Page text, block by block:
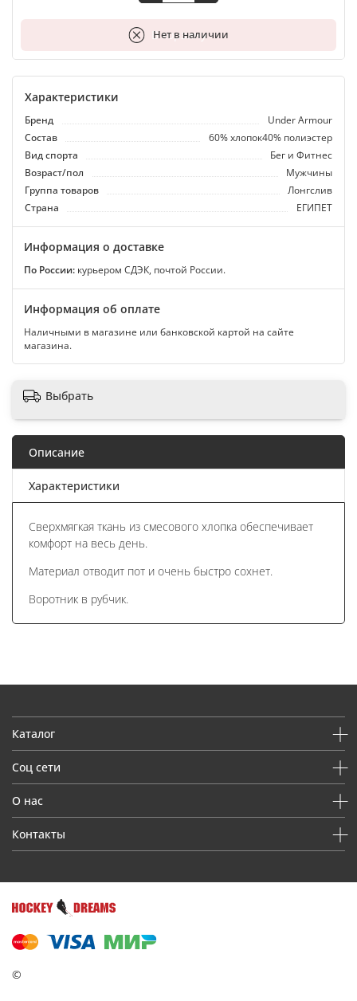
Нет в наличии
В корзину
Характеристики
Бренд
Under Armour
Состав
60% хлопок40% полиэстер
Вид спорта
Бег и Фитнес
Возраст/пол
Мужчины
Группа товаров
Лонгслив
Страна
ЕГИПЕТ
Информация о доставке
По России: курьером СДЭК, почтой России.
Информация об оплате
Наличными в магазине или банковской картой на сайте
магазина.
Выбрать
Описание
Характеристики
Сверхмягкая ткань из смесового хлопка обеспечивает
комфорт на весь день.
Материал отводит пот и очень быстро сохнет.
Воротник в рубчик.
Каталог
Соц сети
О нас
Контакты
©